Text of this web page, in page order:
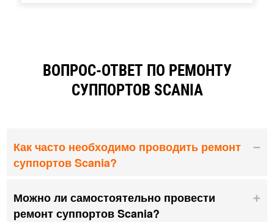
ВОПРОС-ОТВЕТ ПО РЕМОНТУ
СУППОРТОВ SCANIA
Как часто необходимо проводить ремонт
суппортов Scania?
Можно ли самостоятельно провести
ремонт суппортов Scania?